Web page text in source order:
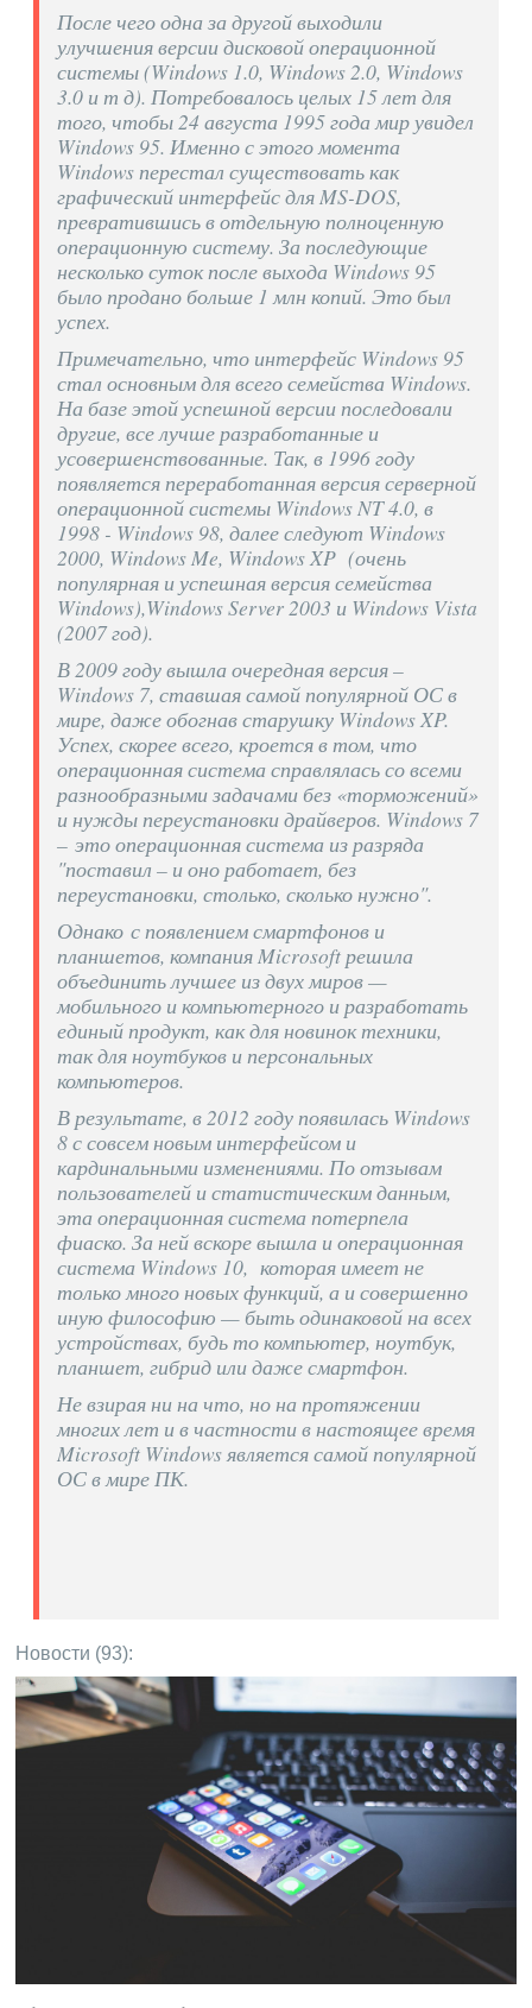
После чего одна за другой выходили
улучшения версии дисковой операционной
системы (Windows 1.0, Windows 2.0, Windows
3.0 и т д). Потребовалось целых 15 лет для
того, чтобы 24 августа 1995 года мир увидел
Windows 95. Именно с этого момента
Windows перестал существовать как
графический интерфейс для MS-DOS,
превратившись в отдельную полноценную
операционную систему. За последующие
несколько суток после выхода Windows 95
было продано больше 1 млн копий. Это был
успех.
Примечательно, что интерфейс Windows 95
стал основным для всего семейства Windows.
На базе этой успешной версии последовали
другие, все лучше разработанные и
усовершенствованные. Так, в 1996 году
появляется переработанная версия серверной
операционной системы Windows NT 4.0, в
1998 - Windows 98, далее следуют Windows
2000, Windows Me, Windows XP (очень
популярная и успешная версия семейства
Windows),Windows Server 2003 и Windows Vista
(2007 год).
В 2009 году вышла очередная версия –
Windows 7, ставшая самой популярной ОС в
мире, даже обогнав старушку Windows XP.
Успех, скорее всего, кроется в том, что
операционная система справлялась со всеми
разнообразными задачами без «торможений»
и нужды переустановки драйверов. Windows 7
– это операционная система из разряда
"поставил – и оно работает, без
переустановки, столько, сколько нужно".
Однако с появлением смартфонов и
планшетов, компания Microsoft решила
объединить лучшее из двух миров —
мобильного и компьютерного и разработать
единый продукт, как для новинок техники,
так для ноутбуков и персональных
компьютеров.
В результате, в 2012 году появилась Windows
8 с совсем новым интерфейсом и
кардинальными изменениями. По отзывам
пользователей и статистическим данным,
эта операционная система потерпела
фиаско. За ней вскоре вышла и операционная
система Windows 10, которая имеет не
только много новых функций, а и совершенно
иную философию — быть одинаковой на всех
устройствах, будь то компьютер, ноутбук,
планшет, гибрид или даже смартфон.
Не взирая ни на что, но на протяжении
многих лет и в частности в настоящее время
Microsoft Windows является самой популярной
ОС в мире ПК.
Новости (93):